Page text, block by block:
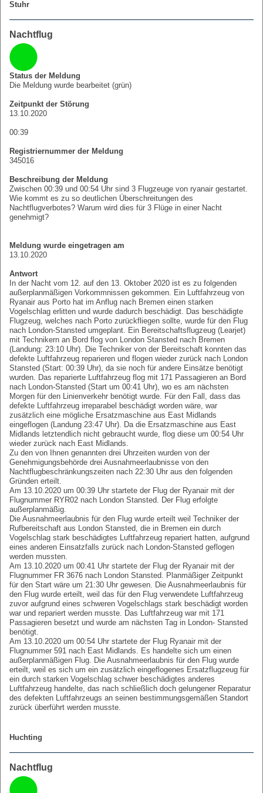
Stuhr
Nachtflug
Status der Meldung
Die Meldung wurde bearbeitet (grün)
Zeitpunkt der Störung
13.10.2020
00:39
Registriernummer der Meldung
345016
Beschreibung der Meldung
Zwischen 00:39 und 00:54 Uhr sind 3 Flugzeuge von ryanair gestartet.
Wie kommt es zu so deutlichen Überschreitungen des
Nachtflugverbotes? Warum wird dies für 3 Flüge in einer Nacht
genehmigt?
Meldung wurde eingetragen am
13.10.2020
Antwort
In der Nacht vom 12. auf den 13. Oktober 2020 ist es zu folgenden
außerplanmäßigen Vorkommnissen gekommen. Ein Luftfahrzeug von
Ryanair aus Porto hat im Anflug nach Bremen einen starken
Vogelschlag erlitten und wurde dadurch beschädigt. Das beschädigte
Flugzeug, welches nach Porto zurückfliegen sollte, wurde für den Flug
nach London-Stansted umgeplant. Ein Bereitschaftsflugzeug (Learjet)
mit Technikern an Bord flog von London Stansted nach Bremen
(Landung: 23:10 Uhr). Die Techniker von der Bereitschaft konnten das
defekte Luftfahrzeug reparieren und flogen wieder zurück nach London
Stansted (Start: 00:39 Uhr), da sie noch für andere Einsätze benötigt
wurden. Das reparierte Luftfahrzeug flog mit 171 Passagieren an Bord
nach London-Stansted (Start um 00:41 Uhr), wo es am nächsten
Morgen für den Linienverkehr benötigt wurde. Für den Fall, dass das
defekte Luftfahrzeug irreparabel beschädigt worden wäre, war
zusätzlich eine mögliche Ersatzmaschine aus East Midlands
eingeflogen (Landung 23:47 Uhr). Da die Ersatzmaschine aus East
Midlands letztendlich nicht gebraucht wurde, flog diese um 00:54 Uhr
wieder zurück nach East Midlands.
Zu den von Ihnen genannten drei Uhrzeiten wurden von der
Genehmigungsbehörde drei Ausnahmeerlaubnisse von den
Nachtflugbeschränkungszeiten nach 22:30 Uhr aus den folgenden
Gründen erteilt.
Am 13.10.2020 um 00:39 Uhr startete der Flug der Ryanair mit der
Flugnummer RYR02 nach London Stansted. Der Flug erfolgte
außerplanmäßig.
Die Ausnahmeerlaubnis für den Flug wurde erteilt weil Techniker der
Rufbereitschaft aus London Stansted, die in Bremen ein durch
Vogelschlag stark beschädigtes Luftfahrzeug repariert hatten, aufgrund
eines anderen Einsatzfalls zurück nach London-Stansted geflogen
werden mussten.
Am 13.10.2020 um 00:41 Uhr startete der Flug der Ryanair mit der
Flugnummer FR 3676 nach London Stansted. Planmäßiger Zeitpunkt
für den Start wäre um 21:30 Uhr gewesen. Die Ausnahmeerlaubnis für
den Flug wurde erteilt, weil das für den Flug verwendete Luftfahrzeug
zuvor aufgrund eines schweren Vogelschlags stark beschädigt worden
war und repariert werden musste. Das Luftfahrzeug war mit 171
Passagieren besetzt und wurde am nächsten Tag in London- Stansted
benötigt.
Am 13.10.2020 um 00:54 Uhr startete der Flug Ryanair mit der
Flugnummer 591 nach East Midlands. Es handelte sich um einen
außerplanmäßigen Flug. Die Ausnahmeerlaubnis für den Flug wurde
erteilt, weil es sich um ein zusätzlich eingeflogenes Ersatzflugzeug für
ein durch starken Vogelschlag schwer beschädigtes anderes
Luftfahrzeug handelte, das nach schließlich doch gelungener Reparatur
des defekten Luftfahrzeugs an seinen bestimmungsgemäßen Standort
zurück überführt werden musste.
Huchting
Nachtflug